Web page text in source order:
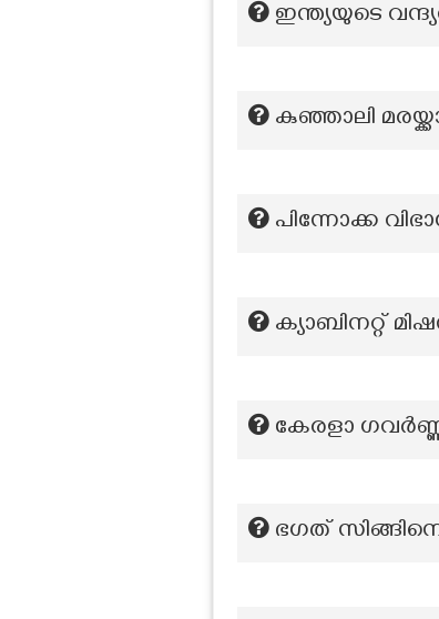
ഇന്ത്യയുടെ
കുഞ്ഞാലി
പിന്നോക്ക
ക്യാബിനറ്റ്
കേരളാ
ഭഗത്